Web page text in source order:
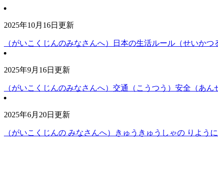
2025年10月16日更新
（がいこくじんのみなさんへ）日本の生活ルール（せいか
2025年9月16日更新
（がいこくじんのみなさんへ）交通（こうつう）安全（あ
2025年6月20日更新
（がいこくじんの みなさんへ）きゅうきゅうしゃの りよう